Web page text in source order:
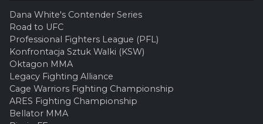
Dana White's Contender Series
Road to UFC
Professional Fighters League (PFL)
Konfrontacja Sztuk Walki (KSW)
Oktagon MMA
Legacy Fighting Alliance
Cage Warriors Fighting Championship
ARES Fighting Championship
Bellator MMA